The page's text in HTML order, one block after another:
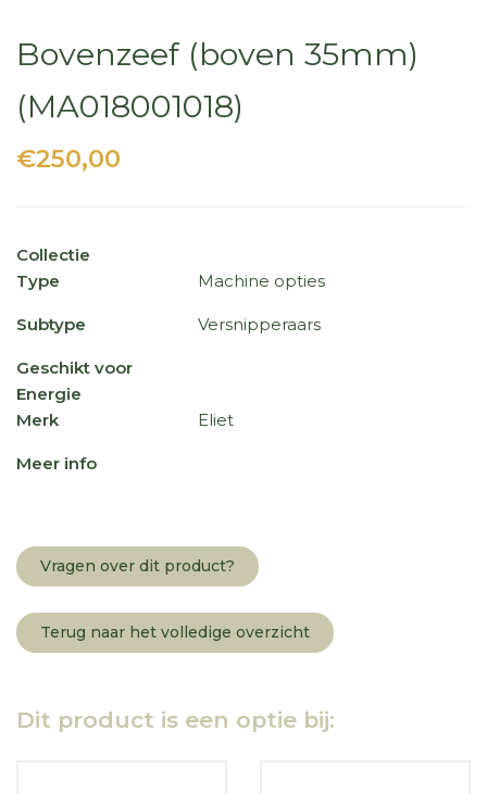
Bovenzeef (boven 35mm)
(MA018001018)
€250,00
Collectie
Type
Machine opties
Subtype Versnipperaars
Geschikt voor
Energie
Merk
Eliet
Meer info
Vragen over dit product?
Terug naar het volledige overzicht
Dit product is een optie bij: